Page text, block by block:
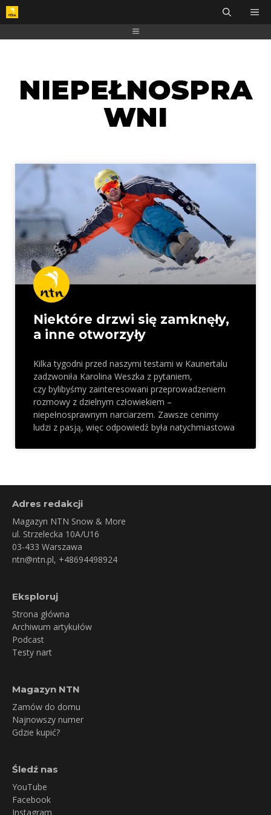
NIEPEŁNOSPRA
WNI
Niektóre drzwi się zamknęły,
a inne otworzyły
Kilka tygodni przed naszymi testami w Kaunertalu
zadzwoniła Karolina Weszka z pytaniem,
czy bylibyśmy zainteresowani przeprowadzeniem
rozmowy z dzielnym człowiekiem –
niepełnosprawnym narciarzem. Zawsze cenimy
ludzi z pasją, więc odpowiedź była natychmiastowa
Adres redakcji
Magazyn NTN Snow & More
ul. Strzelecka 10A/U16
03-433 Warszawa
ntn@ntn.pl, +48694498924
Eksploruj
Strona główna
Archiwum artykułów
Podcast
Testy nart
Magazyn NTN
Zamów do domu
Najnowszy numer
Gdzie kupić?
Śledź nas
YouTube
Facebook
Instagram